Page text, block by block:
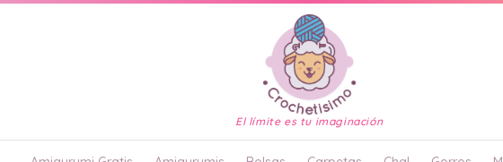
El límite es tu imaginación